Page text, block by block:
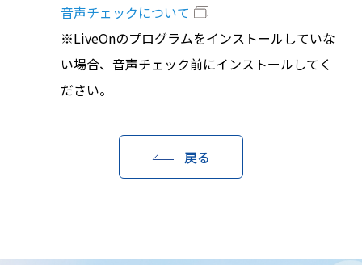
音声チェックについて
※LiveOnのプログラムをインストールしていな
い場合、音声チェック前にインストールしてく
ださい。
戻る